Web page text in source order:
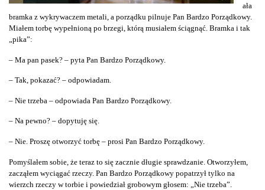
ała
bramka z wykrywaczem metali, a porządku pilnuje Pan Bardzo Porządkowy.
Miałem torbę wypełnioną po brzegi, którą musiałem ściągnąć. Bramka i tak
„pika”:
– Ma pan pasek? – pyta Pan Bardzo Porządkowy.
– Tak, pokazać? – odpowiadam.
– Nie trzeba – odpowiada Pan Bardzo Porządkowy.
– Na pewno? – dopytuję się.
– Nie. Proszę otworzyć torbę – prosi Pan Bardzo Porządkowy.
Pomyślałem sobie, że teraz to się zacznie długie sprawdzanie. Otworzyłem,
zacząłem wyciągać rzeczy. Pan Bardzo Porządkowy popatrzył tylko na
wierzch rzeczy w torbie i powiedział grobowym głosem: „Nie trzeba”.